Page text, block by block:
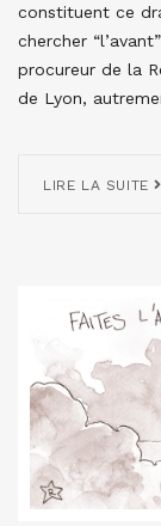
constituent ce
chercher
procureur de la
de Lyon,
LIRE LA SUITE